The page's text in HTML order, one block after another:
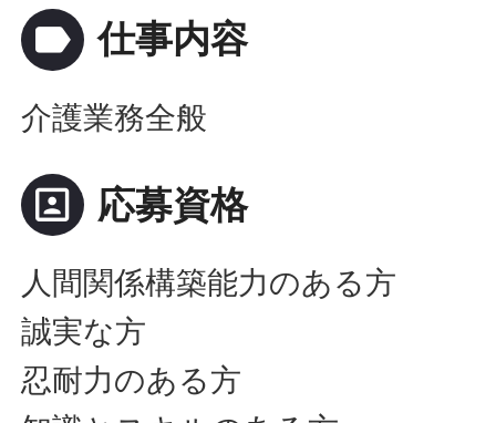
label 仕事内容
介護業務全般
portrait 応募資格
人間関係構築能力のある方
誠実な方
忍耐力のある方